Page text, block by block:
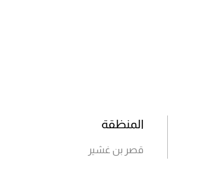
المنظقة
قصر بن غشير